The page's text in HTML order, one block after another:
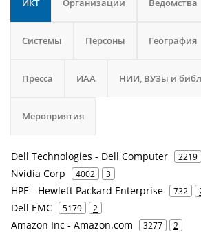
ИКТ Организации Ведомства
Системы Персоны География
Пресса ИАА НИИ, ВУЗы и
Мероприятия
Dell Technologies - Dell Computer 2219
Nvidia Corp 4002 3
HPE - Hewlett Packard Enterprise 732
Dell EMC 5179 2
Amazon Inc - Amazon.com 3277 2